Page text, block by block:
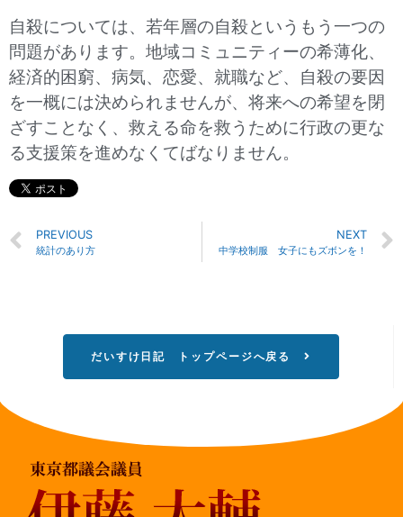
自殺については、若年層の自殺というもう一つの
問題があります。地域コミュニティーの希薄化、
経済的困窮、病気、恋愛、就職など、自殺の要因
を一概には決められませんが、将来への希望を閉
ざすことなく、救える命を救うために行政の更な
る支援策を進めなくてばなりません。
PREVIOUS
統計のあり方
NEXT
中学校制服 女子にもズボンを！
だいすけ日記 トップページへ戻る